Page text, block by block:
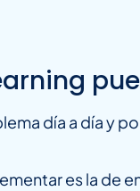
día a día y
es la de